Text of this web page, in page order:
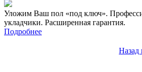
Уложим Ваш пол «под ключ».
укладчики. Расширенная гарантия.
Подробнее
Назад